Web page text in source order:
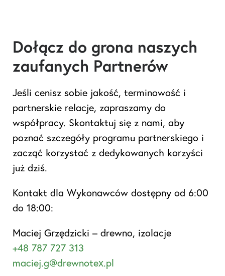
Dołącz do grona naszych
zaufanych Partnerów
Jeśli cenisz sobie jakość, terminowość i
partnerskie relacje, zapraszamy do
współpracy. Skontaktuj się z nami, aby
poznać szczegóły programu partnerskiego i
zacząć korzystać z dedykowanych korzyści
już dziś.
Kontakt dla Wykonawców dostępny od 6:00
do 18:00:
Maciej Grzędzicki – drewno, izolacje
+48 787 727 313
maciej.g@drewnotex.pl